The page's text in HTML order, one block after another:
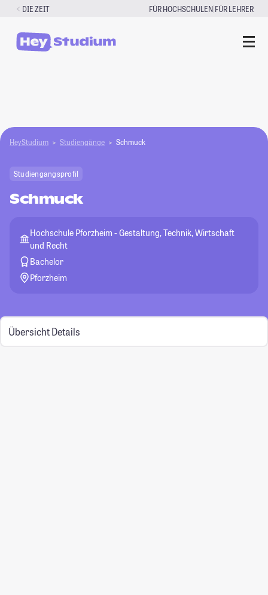
Zum
springen
DIE ZEIT FÜR HOCHSCHULEN|FÜR LEHRER
HeyStudium Studiengänge Schmuck
Studiengangsprofil
Schmuck
Hochschule Pforzheim - Gestaltung, Technik, Wirtschaft
und Recht
Bachelor
Pforzheim
Übersicht Details